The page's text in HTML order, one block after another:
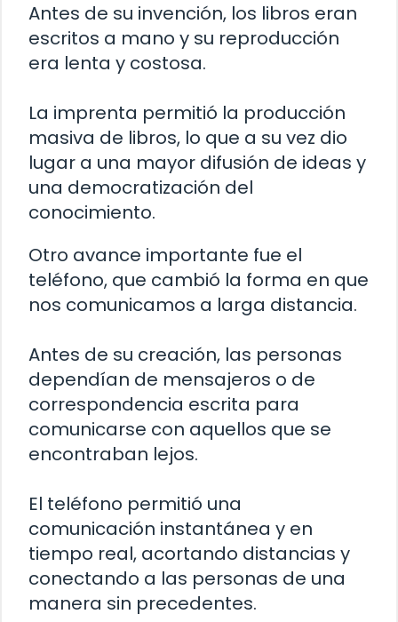
Antes de su invención, los libros eran
escritos a mano y su reproducción
era lenta y costosa.
La imprenta permitió la producción
masiva de libros, lo que a su vez dio
lugar a una mayor difusión de ideas y
una democratización del
conocimiento.
Otro avance importante fue el
teléfono, que cambió la forma en que
nos comunicamos a larga distancia.
Antes de su creación, las personas
dependían de mensajeros o de
correspondencia escrita para
comunicarse con aquellos que se
encontraban lejos.
El teléfono permitió una
comunicación instantánea y en
tiempo real, acortando distancias y
conectando a las personas de una
manera sin precedentes.